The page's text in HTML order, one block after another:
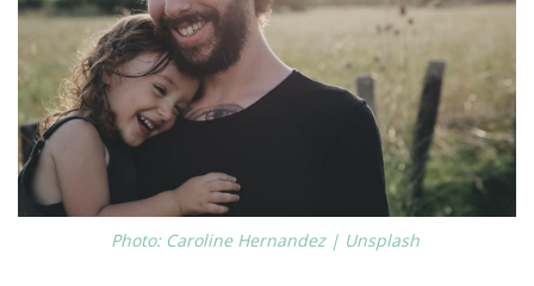
Photo: Caroline Hernandez | Unsplash